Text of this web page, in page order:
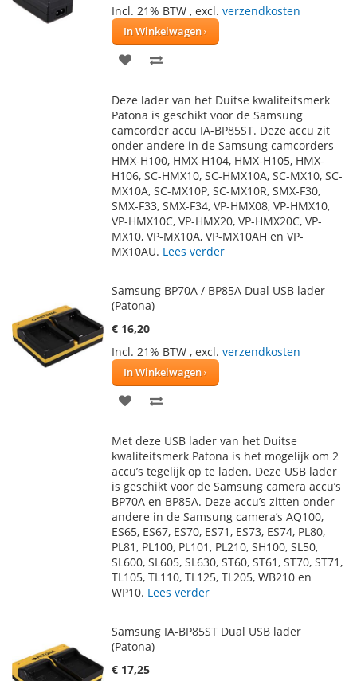
Incl. 21% BTW , excl. verzendkosten
In Winkelwagen
VOEG
AAN
VERLANGLIJST
TE
VERGELIJKEN
Deze lader van het Duitse kwaliteitsmerk
Patona is geschikt voor de Samsung
camcorder accu IA-BP85ST. Deze accu zit
onder andere in de Samsung camcorders
HMX-H100, HMX-H104, HMX-H105, HMX-
H106, SC-HMX10, SC-HMX10A, SC-MX10, SC-
MX10A, SC-MX10P, SC-MX10R, SMX-F30,
SMX-F33, SMX-F34, VP-HMX08, VP-HMX10,
VP-HMX10C, VP-HMX20, VP-HMX20C, VP-
MX10, VP-MX10A, VP-MX10AH en VP-
MX10AU. Lees verder
Samsung BP70A / BP85A Dual USB lader
(Patona)
€ 16,20
Incl. 21% BTW , excl. verzendkosten
In Winkelwagen
VOEG
AAN
VERLANGLIJST
TE
VERGELIJKEN
Met deze USB lader van het Duitse
kwaliteitsmerk Patona is het mogelijk om 2
accu’s tegelijk op te laden. Deze USB lader
is geschikt voor de Samsung camera accu’s
BP70A en BP85A. Deze accu’s zitten onder
andere in de Samsung camera’s AQ100,
ES65, ES67, ES70, ES71, ES73, ES74, PL80,
PL81, PL100, PL101, PL210, SH100, SL50,
SL600, SL605, SL630, ST60, ST61, ST70, ST71,
TL105, TL110, TL125, TL205, WB210 en
WP10. Lees verder
Samsung IA-BP85ST Dual USB lader
(Patona)
€ 17,25